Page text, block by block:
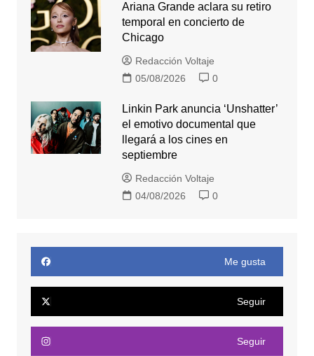
Ariana Grande aclara su retiro
temporal en concierto de
Chicago
Redacción Voltaje
05/08/2026
0
Linkin Park anuncia ‘Unshatter’
el emotivo documental que
llegará a los cines en
septiembre
Redacción Voltaje
04/08/2026
0
Me gusta
Seguir
Seguir